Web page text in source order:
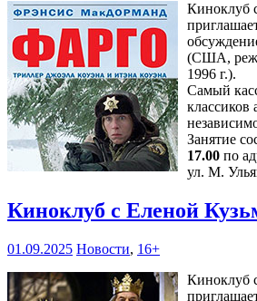
Киноклуб
(США,
1996 г.).
Самый
классиков
Занятие
17.00 по
ул. М.
Киноклуб с Еленой
01.09.2025 Новости, 16+
Киноклуб